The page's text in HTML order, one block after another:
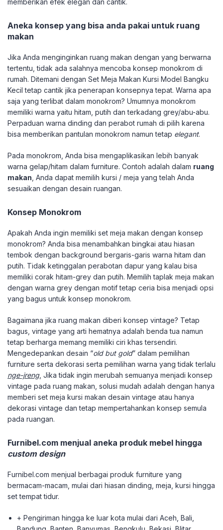
memberikan efek elegan dan cantik.
Aneka konsep yang bisa anda pakai untuk ruang
makan
Jika Anda menginginkan ruang makan dengan yang berwarna
tertentu, tidak ada salahnya mencoba konsep monokrom di
rumah. Ditemani dengan Set Meja Makan Kursi Model Bangku
Kecil tetap cantik jika penerapan konsepnya tepat. Warna apa
saja yang terlibat dalam monokrom? Umumnya monokrom
memiliki warna yaitu hitam, putih dan terkadang grey/abu-abu.
Perpaduan warna dinding dan perabot rumah di pilih karena
bisa memberikan pantulan monokrom namun tetap elegant.
Pada monokrom, Anda bisa mengaplikasikan lebih banyak
warna gelap/hitam dalam furniture. Contoh adalah dalam ruang
makan , Anda dapat memilih kursi / meja yang telah Anda
sesuaikan dengan desain ruangan.
Konsep Monokrom
Apakah Anda ingin memiliki set meja makan dengan konsep
monokrom? Anda bisa menambahkan bingkai atau hiasan
tembok dengan background bergaris-garis warna hitam dan
putih. Tidak ketinggalan perabotan dapur yang kalau bisa
memiliki corak hitam-grey dan putih. Memilih taplak meja makan
dengan warna grey dengan motif tetap ceria bisa menjadi opsi
yang bagus untuk konsep monokrom.
Bagaimana jika ruang makan diberi konsep vintage? Tetap
bagus, vintage yang arti hematnya adalah benda tua namun
tetap berharga memang memiliki ciri khas tersendiri.
Mengedepankan desain “old but gold” dalam pemilihan
furniture serta dekorasi serta pemilihan warna yang tidak terlalu
nge-jreng, Jika tidak ingin merubah semuanya menjadi konsep
vintage pada ruang makan, solusi mudah adalah dengan hanya
memberi set meja kursi makan desain vintage atau hanya
dekorasi vintage dan tetap mempertahankan konsep semula
pada ruangan.
Furnibel.com menjual aneka produk mebel hingga
custom design
Furnibel.com menjual berbagai produk furniture yang
bermacam-macam, mulai dari hiasan dinding, meja, kursi hingga
set tempat tidur.
+ Pengiriman hingga ke luar kota mulai dari Aceh, Bali,